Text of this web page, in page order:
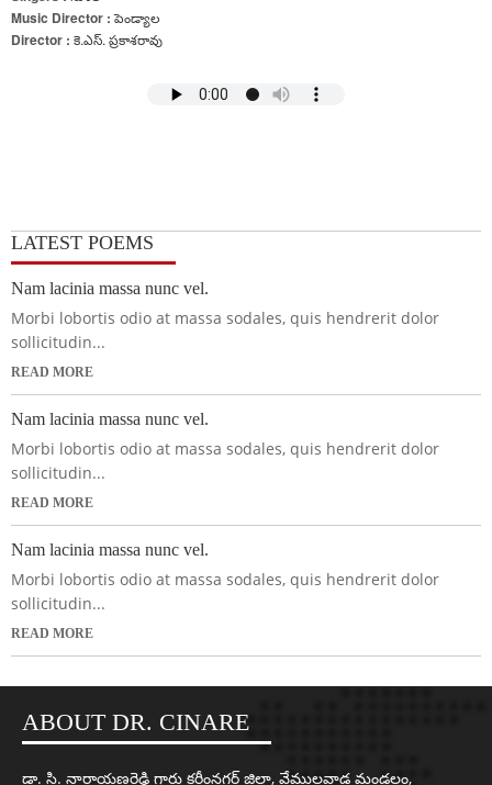
Music Director :పెండ్యాల
Director : కె.ఎస్. ప్రకాశరావు
LATEST POEMS
Nam lacinia massa nunc vel.
Morbi lobortis odio at massa sodales, quis hendrerit dolor
sollicitudin...
READ MORE
Nam lacinia massa nunc vel.
Morbi lobortis odio at massa sodales, quis hendrerit dolor
sollicitudin...
READ MORE
Nam lacinia massa nunc vel.
Morbi lobortis odio at massa sodales, quis hendrerit dolor
sollicitudin...
READ MORE
ABOUT DR. CINARE
డా. సి. నారాయణరెడ్డి గారు కరీంనగర్ జిల్లా, వేములవాడ మండలం,